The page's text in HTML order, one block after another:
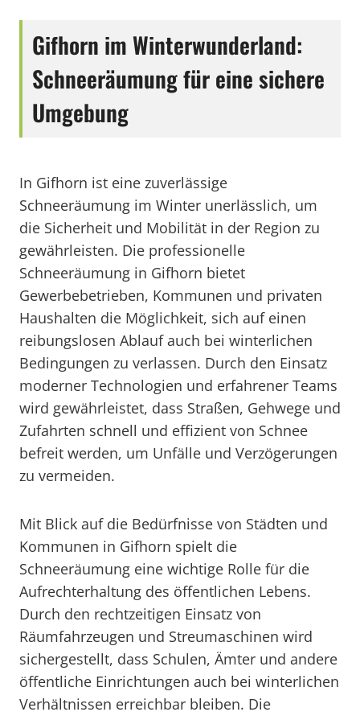
Gifhorn im Winterwunderland:
Schneeräumung für eine sichere
Umgebung
In Gifhorn ist eine zuverlässige
Schneeräumung im Winter unerlässlich, um
die Sicherheit und Mobilität in der Region zu
gewährleisten. Die professionelle
Schneeräumung in Gifhorn bietet
Gewerbebetrieben, Kommunen und privaten
Haushalten die Möglichkeit, sich auf einen
reibungslosen Ablauf auch bei winterlichen
Bedingungen zu verlassen. Durch den Einsatz
moderner Technologien und erfahrener Teams
wird gewährleistet, dass Straßen, Gehwege und
Zufahrten schnell und effizient von Schnee
befreit werden, um Unfälle und Verzögerungen
zu vermeiden.
Mit Blick auf die Bedürfnisse von Städten und
Kommunen in Gifhorn spielt die
Schneeräumung eine wichtige Rolle für die
Aufrechterhaltung des öffentlichen Lebens.
Durch den rechtzeitigen Einsatz von
Räumfahrzeugen und Streumaschinen wird
sichergestellt, dass Schulen, Ämter und andere
öffentliche Einrichtungen auch bei winterlichen
Verhältnissen erreichbar bleiben. Die